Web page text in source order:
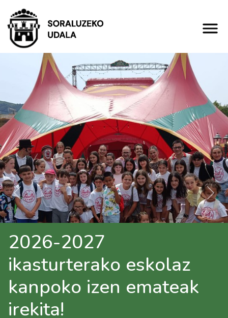
Soraluzeko
aplikazioa
Android eta iOS
sistema
Previous